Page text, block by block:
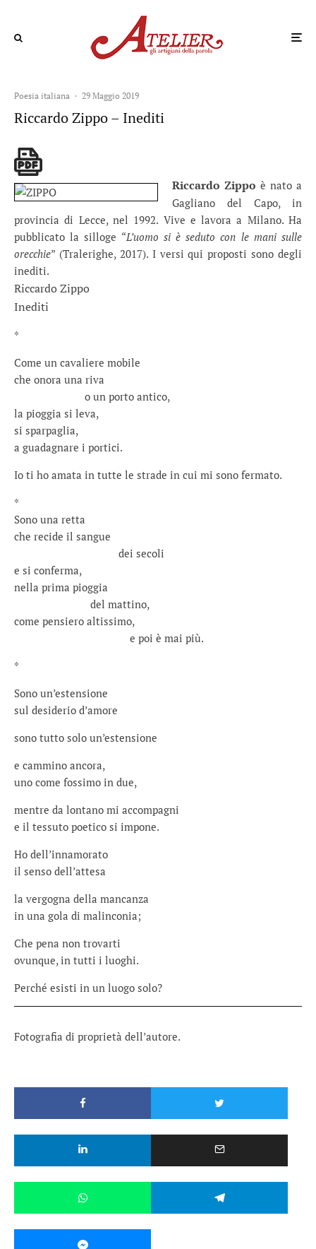
è nato nel 1983 a Napoli. Esercita la professione di avvocato a Trieste.
Ha realizzato il portale dedicato alla poesia e alla critica letteraria Kerberos Bookstore. Ha curato
la pubblicazione e la diffusione del “Breviario di metrica di base per pigri” (2014), organizzato le
selezioni per le antologie di poesia “Arenae Florilegium”, Volumi I (2014) e II (2015), e seguito
l’iniziativa “Kerberos Gymnasium”. Collabora con il sito “Laboratori Poesia" e con la rivista
trimestrale Atelier. Ha pubblicato: "L’incoscienza del letargo" (Oèdipus, 2018). A giugno uscirà il
Poesia italiana · 29 Maggio 2019
Riccardo Zippo – Inediti
Riccardo Zippo è nato a
Gagliano del Capo, in
provincia di Lecce, nel 1992. Vive e lavora a Milano. Ha
pubblicato la silloge “L’uomo si è seduto con le mani sulle
orecchie” (Tralerighe, 2017). I versi qui proposti sono degli
inediti.
Riccardo Zippo
Inediti
*
Come un cavaliere mobile
che onora una riva
o un porto antico,
la pioggia si leva,
si sparpaglia,
a guadagnare i portici.
Io ti ho amata in tutte le strade in cui mi sono fermato.
*
Sono una retta
che recide il sangue
dei secoli
e si conferma,
nella prima pioggia
del mattino,
come pensiero altissimo,
e poi è mai più.
*
Sono un’estensione
sul desiderio d’amore
sono tutto solo un’estensione
e cammino ancora,
uno come fossimo in due,
mentre da lontano mi accompagni
e il tessuto poetico si impone.
Ho dell’innamorato
il senso dell’attesa
la vergogna della mancanza
in una gola di malinconia;
Che pena non trovarti
ovunque, in tutti i luoghi.
Perché esisti in un luogo solo?
Fotografia di proprietà dell’autore.